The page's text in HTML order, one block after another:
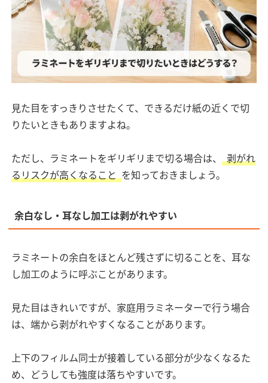
見た目をすっきりさせたくて、できるだけ紙の近くで切
りたいときもありますよね。
ただし、ラミネートをギリギリまで切る場合は、
剥がれ
るリスクが高くなること を知っておきましょう。
余白なし・耳なし加工は剥がれやすい
ラミネートの余白をほとんど残さずに切ることを、耳な
し加工のように呼ぶことがあります。
見た目はきれいですが、家庭用ラミネーターで行う場合
は、端から剥がれやすくなることがあります。
上下のフィルム同士が接着している部分が少なくなるた
め、どうしても強度は落ちやすいです。